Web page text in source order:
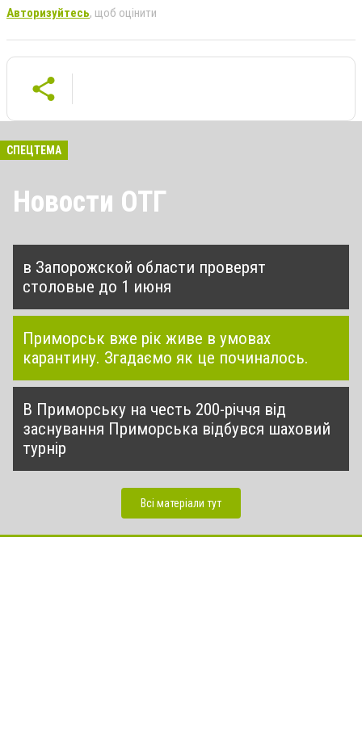
Авторизуйтесь, щоб оцінити
СПЕЦТЕМА
Новости ОТГ
в Запорожской области проверят
столовые до 1 июня
Приморськ вже рік живе в умовах
карантину. Згадаємо як це починалось.
В Приморську на честь 200-річчя від
заснування Приморська відбувся шаховий
турнір
Всі матеріали тут